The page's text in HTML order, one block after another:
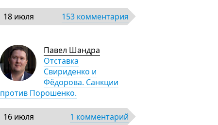
18 июля 153 комментария
Павел Шандра
Отставка
Свириденко и
Фёдорова. Санкции
против Порошенко.
16 июля 1 комментарий